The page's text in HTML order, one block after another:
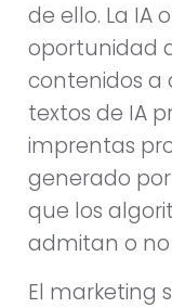
de ello. La IA
oportunidad
contenidos a
textos de IA
imprentas
generado por
que los
admitan o
El marketing